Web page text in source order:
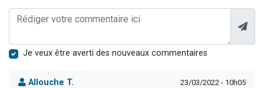
Je veux être averti des nouveaux commentaires
Allouche T. 23/03/2022 - 10h05